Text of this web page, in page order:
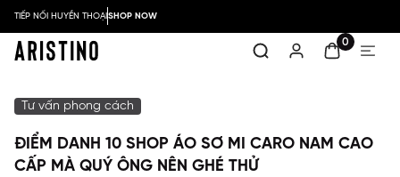
TIẾP NỐI HUYỀN THOẠISHOP NOW
0
Tư vấn phong cách
ĐIỂM DANH 10 SHOP ÁO SƠ MI CARO NAM CAO
CẤP MÀ QUÝ ÔNG NÊN GHÉ THỬ